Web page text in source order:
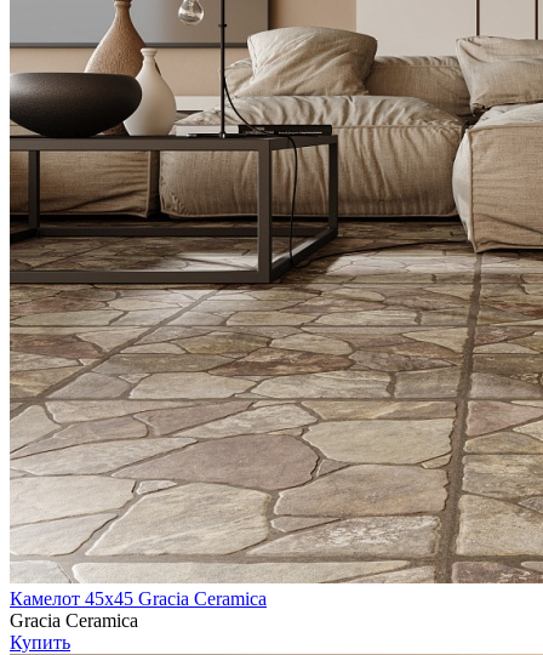
Камелот 45х45 Gracia Ceramica
Gracia Ceramica
Купить